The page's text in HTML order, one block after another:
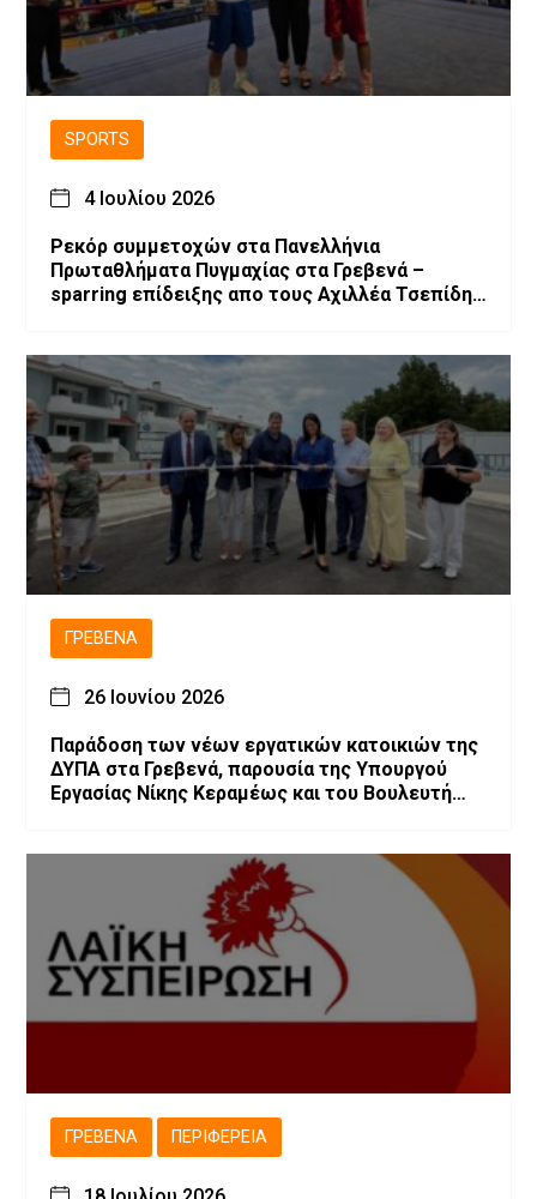
SPORTS
4 Ιουλίου 2026
Ρεκόρ συμμετοχών στα Πανελλήνια
Πρωταθλήματα Πυγμαχίας στα Γρεβενά –
sparring επίδειξης απο τους Αχιλλέα Τσεπίδη
ΓΡΕΒΕΝΆ
26 Ιουνίου 2026
Παράδοση των νέων εργατικών κατοικιών της
ΔΥΠΑ στα Γρεβενά, παρουσία της Υπουργού
Εργασίας Νίκης Κεραμέως και του Βουλευτή
ΓΡΕΒΕΝΆ ΠΕΡΙΦΈΡΕΙΑ